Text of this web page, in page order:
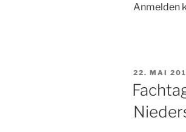
Anmelden
AM
22. MAI